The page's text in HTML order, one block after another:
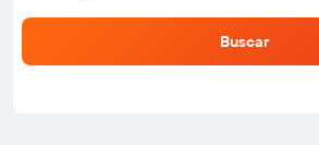
Buscar